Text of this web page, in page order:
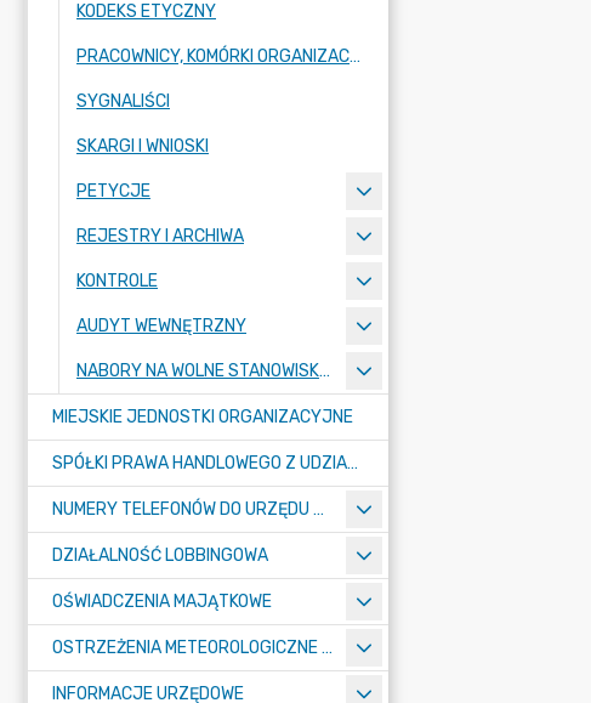
KODEKS ETYCZNY
PRACOWNICY, KOMÓRKI ORGANIZACYJNE URZĘDU
SYGNALIŚCI
SKARGI I WNIOSKI
PETYCJE
REJESTRY I ARCHIWA
KONTROLE
AUDYT WEWNĘTRZNY
NABORY NA WOLNE STANOWISKA PRACY
MIEJSKIE JEDNOSTKI ORGANIZACYJNE
SPÓŁKI PRAWA HANDLOWEGO Z UDZIAŁEM GMINY
NUMERY TELEFONÓW DO URZĘDU MIASTA, MIEJSKICH JEDNOSTEK ORGANIZACYJNYCH ORAZ SPÓŁEK PRAWA HANDLOWEGO Z UDZIAŁEM GMINY
DZIAŁALNOŚĆ LOBBINGOWA
OŚWIADCZENIA MAJĄTKOWE
OSTRZEŻENIA METEOROLOGICZNE O ZŁYM STANIE POWIETRZA I INNE
INFORMACJE URZĘDOWE